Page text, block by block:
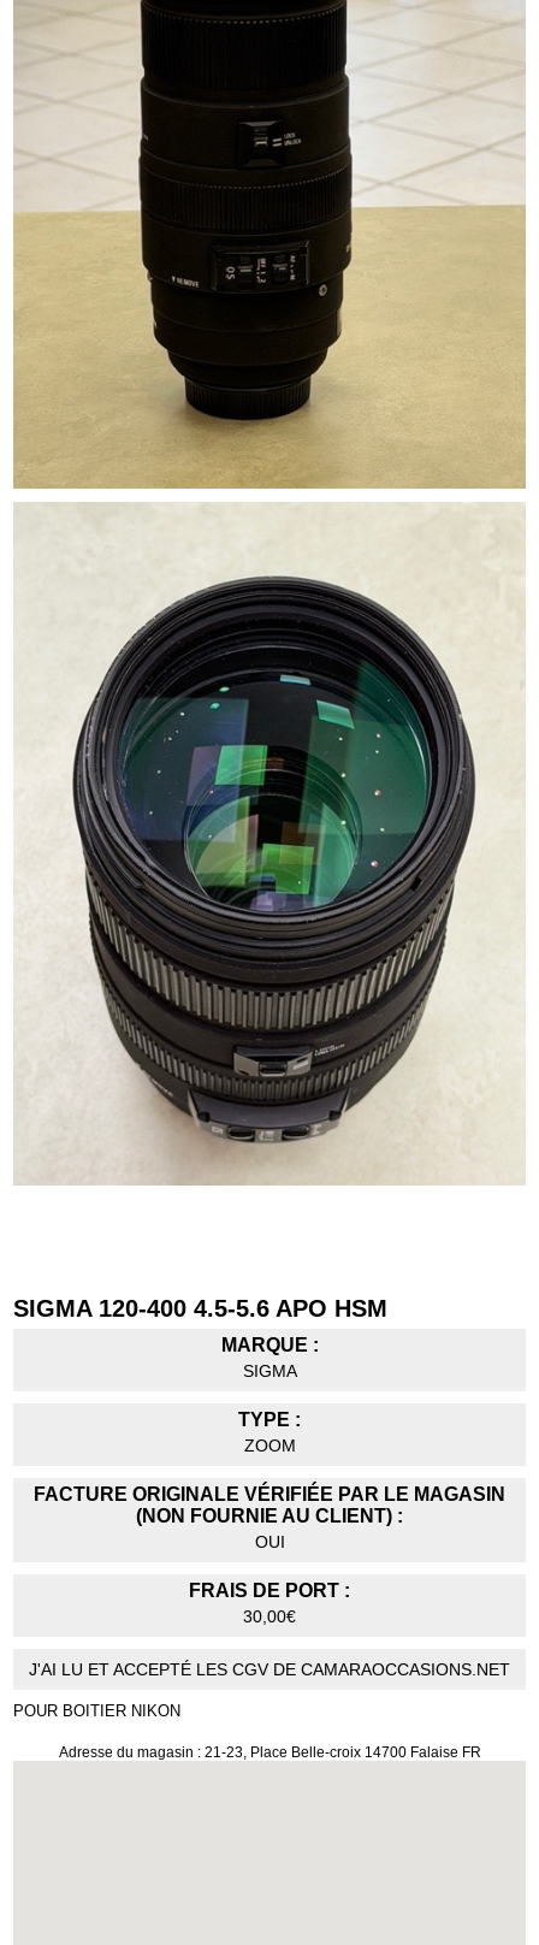
SIGMA 120-400 4.5-5.6 APO HSM
MARQUE :
SIGMA
TYPE :
ZOOM
FACTURE ORIGINALE VÉRIFIÉE PAR LE MAGASIN
(NON FOURNIE AU CLIENT) :
OUI
FRAIS DE PORT :
30,00€
J'AI LU ET ACCEPTÉ LES CGV DE CAMARAOCCASIONS.NET
POUR BOITIER NIKON
Adresse du magasin : 21-23, Place Belle-croix 14700 Falaise FR